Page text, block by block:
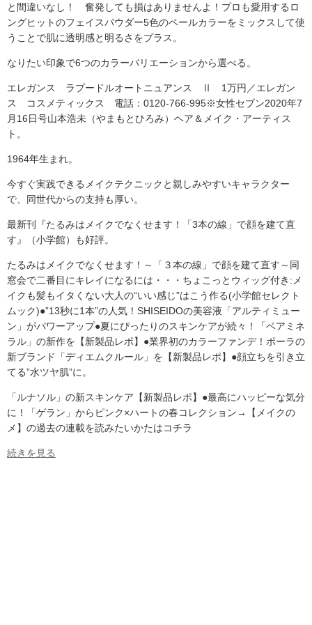
と間違いなし！ 奮発しても損はありませんよ！プロも愛用するロ
ングヒットのフェイスパウダー5色のペールカラーをミックスして使
うことで肌に透明感と明るさをプラス。
なりたい印象で6つのカラーバリエーションから選べる。
エレガンス ラプードルオートニュアンス Ⅱ 1万円／エレガン
ス コスメティックス 電話：0120-766-995※女性セブン2020年7
月16日号山本浩未（やまもとひろみ）ヘア＆メイク・アーティス
ト。
1964年生まれ。
今すぐ実践できるメイクテクニックと親しみやすいキャラクター
で、同世代からの支持も厚い。
最新刊『たるみはメイクでなくせます！「3本の線」で顔を建て直
す』（小学館）も好評。
たるみはメイクでなくせます！～「３本の線」で顔を建て直す～同
窓会で二番目にキレイになるには・・・ちょこっとウィッグ付き:メ
イクも髪もイタくない大人の“いい感じ”はこう作る(小学館セレクト
ムック)●”13秒に1本”の人気！SHISEIDOの美容液「アルティミュー
ン」がパワーアップ●夏にぴったりのスキンケアが続々！「ベアミネ
ラル」の新作を【新製品レポ】●業界初のカラーファンデ！ポーラの
新ブランド「ディエムクルール」を【新製品レポ】●顔立ちを引き立
てる”水ツヤ肌”に。
「ルナソル」の新スキンケア【新製品レポ】●最高にハッピーな気分
に！「ゲラン」からピンク×ハートの春コレクション→【メイクの
メ】の過去の連載を読みたいかたはコチラ
続きを見る